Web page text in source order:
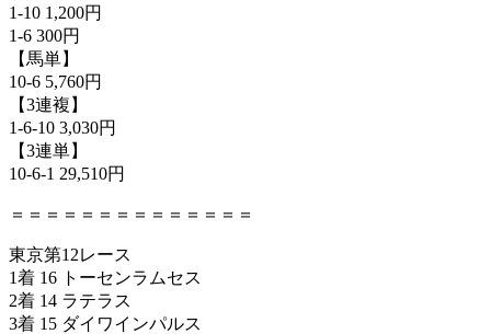
1-10 1,200円
1-6 300円
【馬単】
10-6 5,760円
【3連複】
1-6-10 3,030円
【3連単】
10-6-1 29,510円
＝＝＝＝＝＝＝＝＝＝＝＝＝＝
東京第12レース
1着 16 トーセンラムセス
2着 14 ラテラス
3着 15 ダイワインパルス